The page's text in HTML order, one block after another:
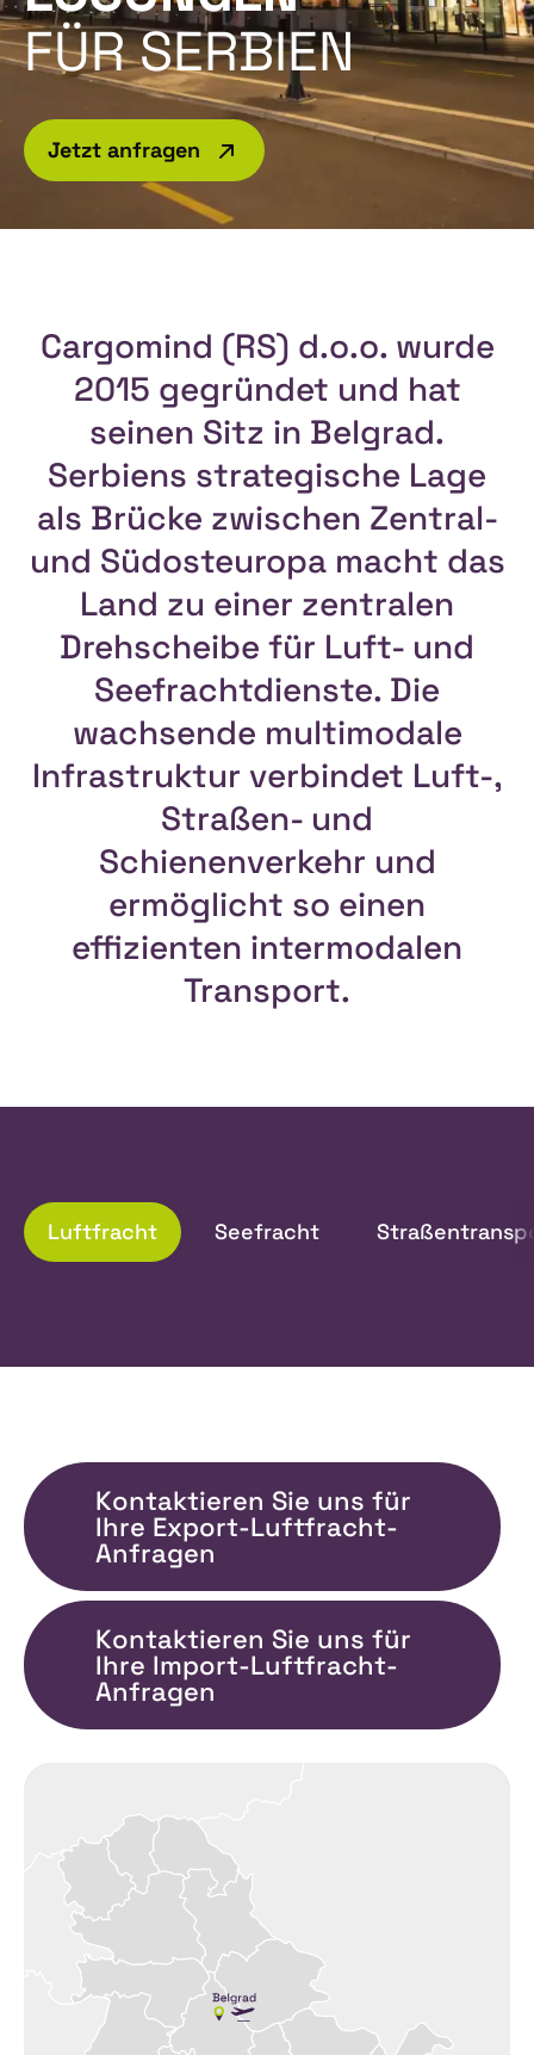
FÜR SERBIEN
Jetzt anfragen
Cargomind (RS) d.o.o. wurde
2015 gegründet und hat
seinen Sitz in Belgrad.
Serbiens strategische Lage
als Brücke zwischen Zentral-
und Südosteuropa macht das
Land zu einer zentralen
Drehscheibe für Luft- und
Seefracht­dienste. Die
wachsende multimodale
Infrastruktur verbindet Luft-,
Straßen- und
Schienenverkehr und
ermöglicht so einen
effizienten intermodalen
Transport.
Luftfracht Seefracht
Kontaktieren Sie uns für
Ihre Export-Luftfracht-
Anfragen
Kontaktieren Sie uns für
Ihre Import-Luftfracht-
Anfragen